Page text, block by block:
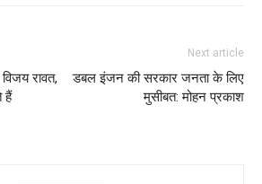
रावत,
हैं
Next article
डबल इंजन की सरकार जनता के लिए
मुसीबत: मोहन प्रकाश